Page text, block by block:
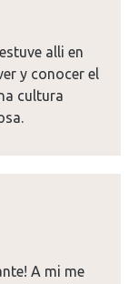
alli en
y conocer el
cultura
A mi me